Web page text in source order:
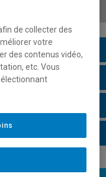
de collecter des
votre
des contenus vidéo,
etc. Vous